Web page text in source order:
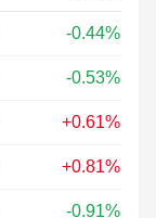
-0.44%
-0.53%
+0.61%
+0.81%
-0.91%